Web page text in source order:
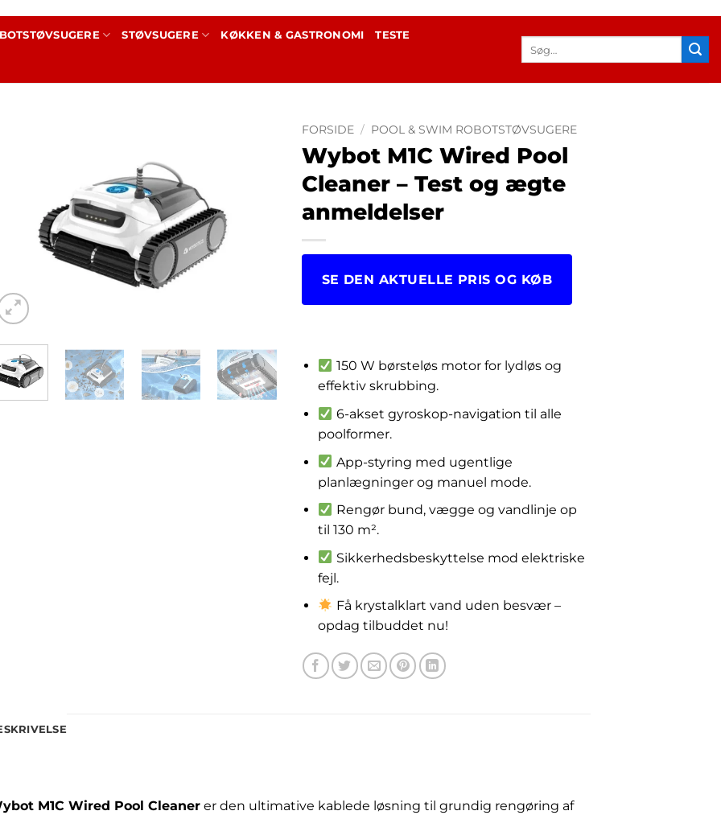
STØVSUGERE KØKKEN & GASTRONOMI TESTE
efter:
FORSIDE / POOL & SWIM ROBOTSTØVSUGERE
Wybot M1C Wired Pool
Cleaner – Test og ægte
anmeldelser
SE DEN AKTUELLE PRIS OG KØB
150 W børsteløs motor for lydløs og
effektiv skrubbing.
6-akset gyroskop-navigation til alle
poolformer.
App-styring med ugentlige
planlægninger og manuel mode.
Rengør bund, vægge og vandlinje op
til 130 m².
Sikkerhedsbeskyttelse mod elektriske
fejl.
Få krystalklart vand uden besvær –
opdag tilbuddet nu!
M1C Wired Pool Cleaner er den ultimative kablede løsning til grundig rengøring af